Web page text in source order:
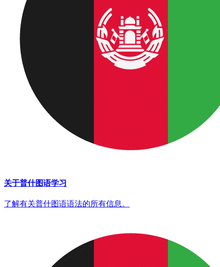
关于普什图语学习
了解有关普什图语语法的所有信息。